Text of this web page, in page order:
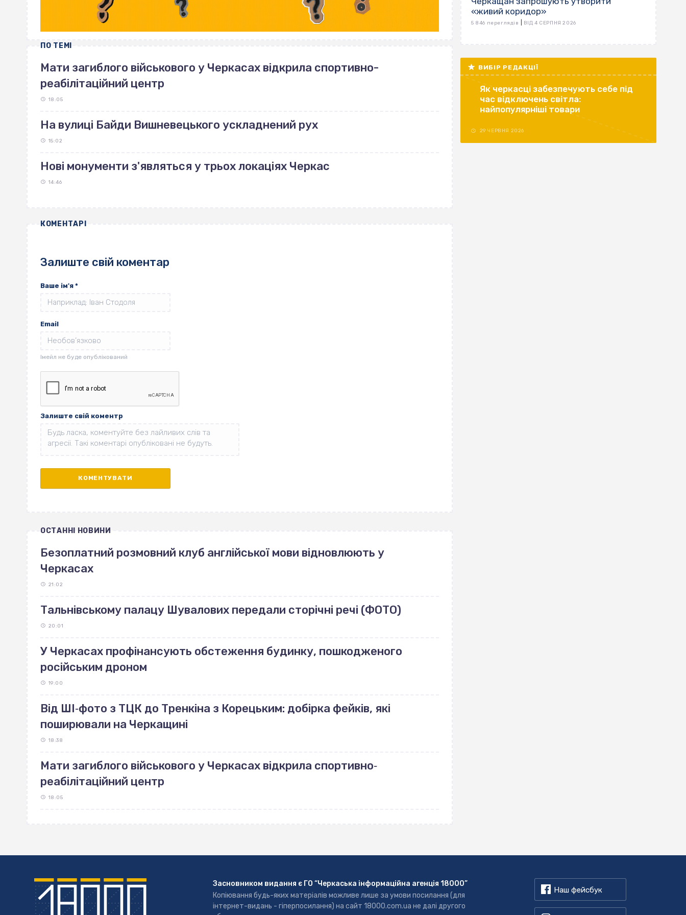
ПО ТЕМІ
Мати загиблого військового у Черкасах відкрила спортивно-
реабілітаційний центр
18:05
На вулиці Байди Вишневецького ускладнений рух
15:02
Нові монументи з'являться у трьох локаціях Черкас
14:46
КОМЕНТАРІ
Залиште свій коментар
Ваше ім'я *
Email
Залиште свій коментр
ОСТАННІ НОВИНИ
Безоплатний розмовний клуб англійської мови відновлюють у
Черкасах
21:02
Тальнівському палацу Шувалових передали сторічні речі (ФОТО)
20:01
У Черкасах профінансують обстеження будинку, пошкодженого
російським дроном
19:00
Від ШІ‐фото з ТЦК до Тренкіна з Корецьким: добірка фейків, які
поширювали на Черкащині
18:38
Мати загиблого військового у Черкасах відкрила спортивно‐
реабілітаційний центр
18:05
«живий коридор»
5 846 переглядів ВІД 4 СЕРПНЯ 2026
ВИБІР РЕДАКЦІЇ
Як черкасці забезпечують себе під
час відключень світла:
найпопулярніші товари
29 ЧЕРВНЯ 2026
Засновником видання є ГО “Черкаська інформаційна агенція 18000”
Копіювання будь-яких матеріалів можливе лише за умови посилання (для
інтернет-видань - гіперпосилання) на сайт 18000.com.ua не далі другого
Наш фейсбук